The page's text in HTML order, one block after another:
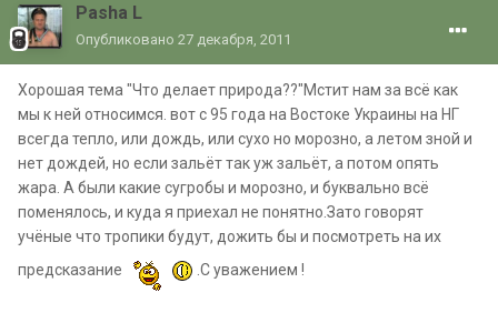
Pasha L
Опубликовано 27 декабря, 2011
Хорошая тема "Что делает природа??"Мстит нам за всё как
мы к ней относимся. вот с 95 года на Востоке Украины на НГ
всегда тепло, или дождь, или сухо но морозно, а летом зной и
нет дождей, но если зальёт так уж зальёт, а потом опять
жара. А были какие сугробы и морозно, и буквально всё
поменялось, и куда я приехал не понятно.Зато говорят
учёные что тропики будут, дожить бы и посмотреть на их
предсказание
.С уважением !